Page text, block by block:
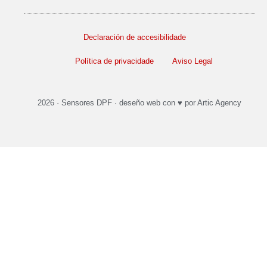
Declaración de accesibilidade
Política de privacidade Aviso Legal
2026 · Sensores DPF · deseño web con ♥️ por Artic Agency